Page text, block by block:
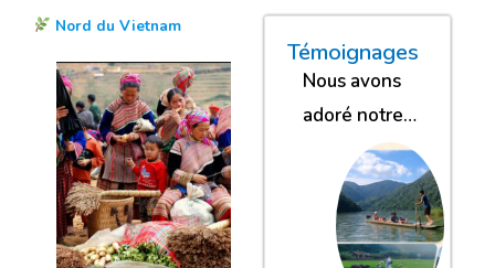
Nord du Vietnam
d’Asie
Témoignages
Nous avons
adoré notre
« Nous
« Nous sommes